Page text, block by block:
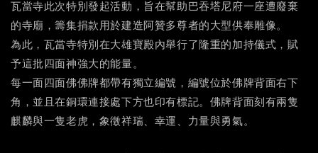
瓦當寺此次特別發起活動，旨在幫助巴吞塔尼府一座遭廢棄
的寺廟，籌集捐款用於建造阿贊多尊者的大型供奉雕像。
為此，瓦當寺特別在大雄寶殿內舉行了隆重的加持儀式，賦
予這批四面神強大的能量。
每一面四面佛佛牌都帶有獨立編號，編號位於佛牌背面右下
角，並且在銅環連接處下方也印有標記。佛牌背面刻有兩隻
麒麟與一隻老虎，象徵祥瑞、幸運、力量與勇氣。